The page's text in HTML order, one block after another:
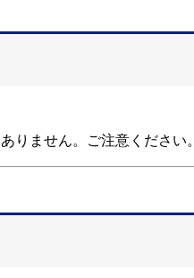
りません。ご注意ください